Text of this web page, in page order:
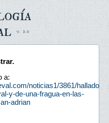
a:
noticias1/3861/hallados-
y-de-una-fragua-en-las-
adrian